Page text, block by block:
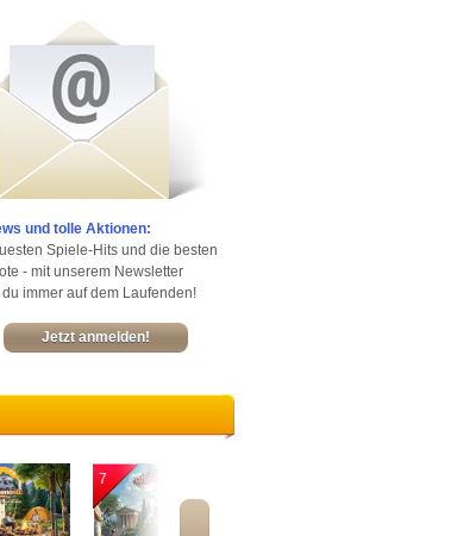
und tolle Aktionen:
Spiele-Hits und die besten
- mit unserem Newsletter
immer auf dem Laufenden!
Jetzt anmelden!
7